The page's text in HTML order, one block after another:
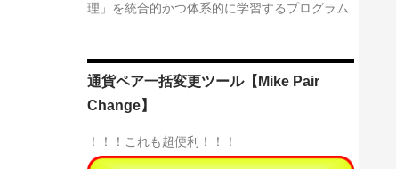
理」を統合的かつ体系的に学習するプログラム
通貨ペア一括変更ツール【Mike Pair
Change】
！！！これも超便利！！！